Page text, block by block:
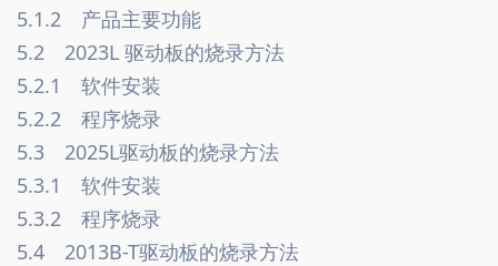
5.1.2　产品主要功能
5.2　2023L 驱动板的烧录方法
5.2.1　软件安装
5.2.2　程序烧录
5.3　2025L驱动板的烧录方法
5.3.1　软件安装
5.3.2　程序烧录
5.4　2013B-T驱动板的烧录方法